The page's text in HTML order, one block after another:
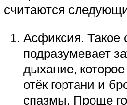
считаются
Асфиксия. Такое
подразумевает
дыхание,
отёк гортани и
спазмы. Проще